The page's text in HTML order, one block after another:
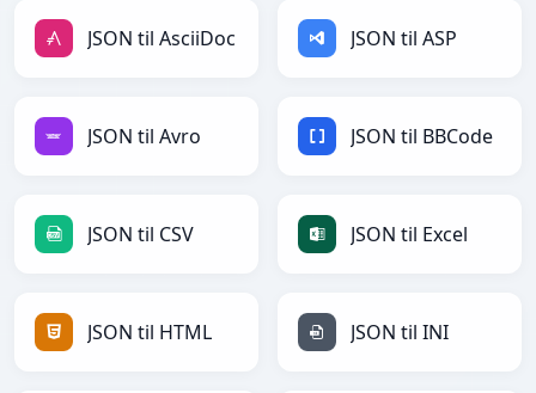
JSON til AsciiDoc JSON til ASP
JSON til Avro JSON til BBCode
JSON til CSV JSON til Excel
JSON til HTML JSON til INI